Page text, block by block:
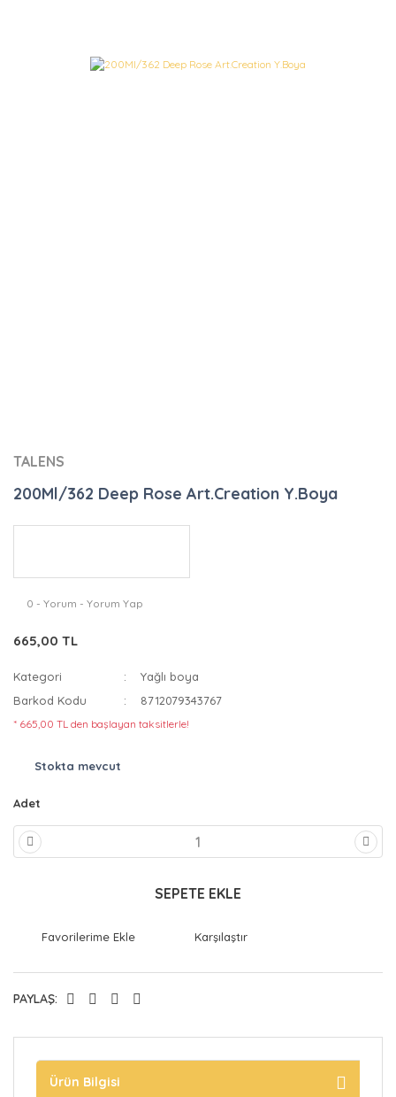
TALENS
200Ml/362 Deep Rose Art.Creation Y.Boya
0 - Yorum - Yorum Yap
665,00 TL
Kategori
Yağlı boya
Barkod Kodu
8712079343767
* 665,00 TL den başlayan taksitlerle!
Stokta mevcut
Adet
SEPETE EKLE
Karşılaştır
PAYLAŞ:
Ürün Bilgisi